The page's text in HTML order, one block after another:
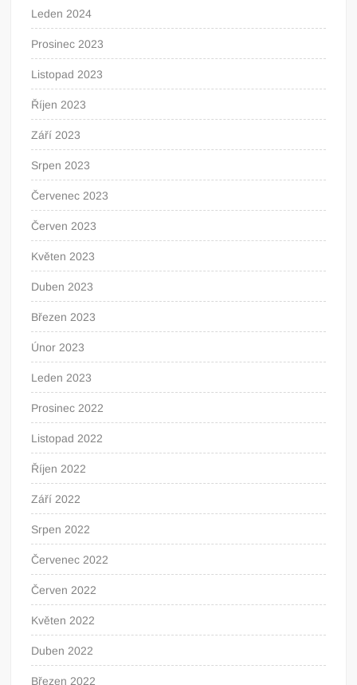
Leden 2024
Prosinec 2023
Listopad 2023
Říjen 2023
Září 2023
Srpen 2023
Červenec 2023
Červen 2023
Květen 2023
Duben 2023
Březen 2023
Únor 2023
Leden 2023
Prosinec 2022
Listopad 2022
Říjen 2022
Září 2022
Srpen 2022
Červenec 2022
Červen 2022
Květen 2022
Duben 2022
Březen 2022